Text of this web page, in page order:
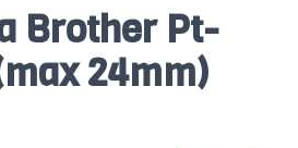
Brother Pt-
24mm)